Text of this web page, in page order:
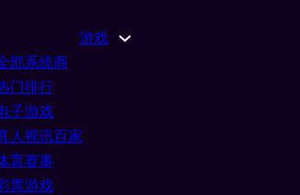
游戏
部系统商
门排行
子游戏
人视讯百家
育赛事
票游戏